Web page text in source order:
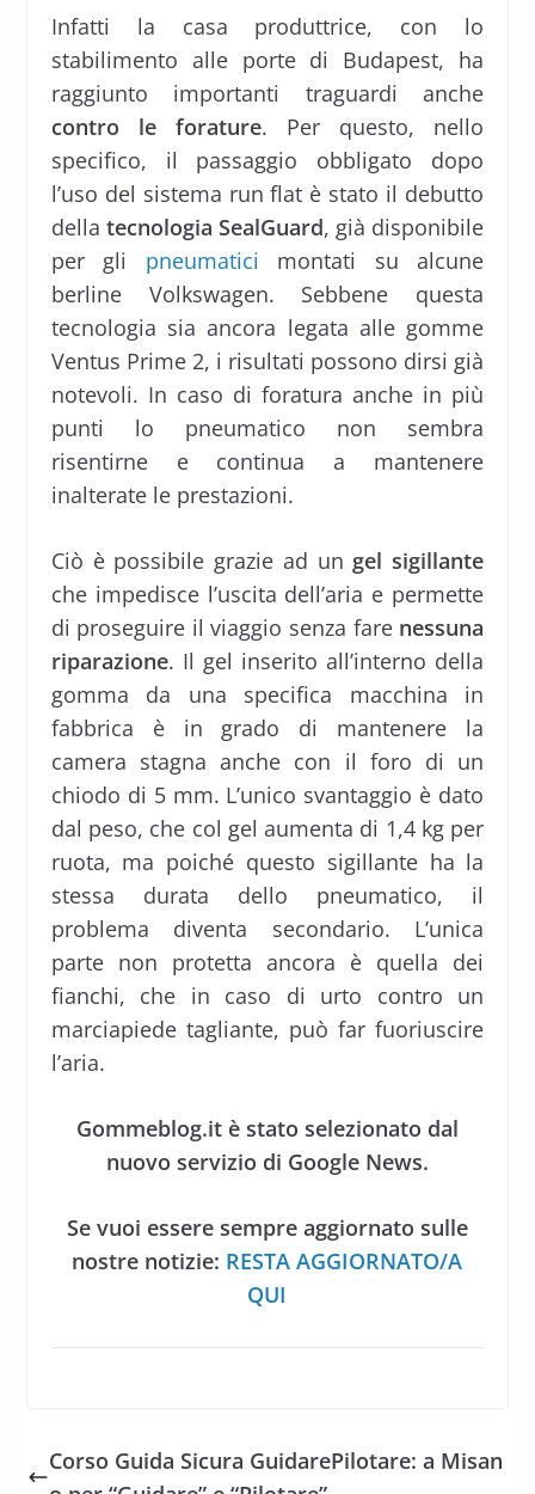
Infatti la casa produttrice, con lo
stabilimento alle porte di Budapest, ha
raggiunto importanti traguardi anche
contro le forature. Per questo, nello
specifico, il passaggio obbligato dopo
l’uso del sistema run flat è stato il debutto
della tecnologia SealGuard, già disponibile
per gli pneumatici montati su alcune
berline Volkswagen. Sebbene questa
tecnologia sia ancora legata alle gomme
Ventus Prime 2, i risultati possono dirsi già
notevoli. In caso di foratura anche in più
punti lo pneumatico non sembra
risentirne e continua a mantenere
inalterate le prestazioni.
Ciò è possibile grazie ad un gel sigillante
che impedisce l’uscita dell’aria e permette
di proseguire il viaggio senza fare nessuna
riparazione. Il gel inserito all’interno della
gomma da una specifica macchina in
fabbrica è in grado di mantenere la
camera stagna anche con il foro di un
chiodo di 5 mm. L’unico svantaggio è dato
dal peso, che col gel aumenta di 1,4 kg per
ruota, ma poiché questo sigillante ha la
stessa durata dello pneumatico, il
problema diventa secondario. L’unica
parte non protetta ancora è quella dei
fianchi, che in caso di urto contro un
marciapiede tagliante, può far fuoriuscire
l’aria.
Gommeblog.it è stato selezionato dal
nuovo servizio di Google News.
Se vuoi essere sempre aggiornato sulle
nostre notizie: RESTA AGGIORNATO/A
QUI
Corso Guida Sicura GuidarePilotare: a Misan